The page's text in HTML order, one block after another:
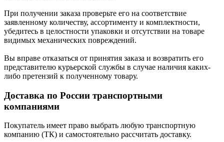
При получении заказа проверьте его на соответствие
заявленному количеству, ассортименту и комплектности,
убедитесь в целостности упаковки и отсутствии на товаре
видимых механических повреждений.
Вы вправе отказаться от принятия заказа и возвратить его
представителю курьерской службы в случае наличия каких-
либо претензий к полученному товару.
Доставка по России транспортными
компаниями
Покупатель имеет право выбрать любую транспортную
компанию (ТК) и самостоятельно рассчитать доставку.